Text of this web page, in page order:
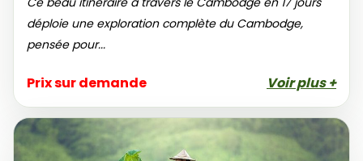
déploie une exploration complète du Cambodge,
pensée pour...
Prix sur demande Voir plus +